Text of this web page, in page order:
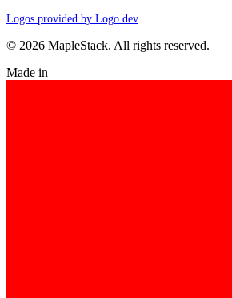
Logos provided by Logo.dev
© 2026 MapleStack. All rights reserved.
Made in